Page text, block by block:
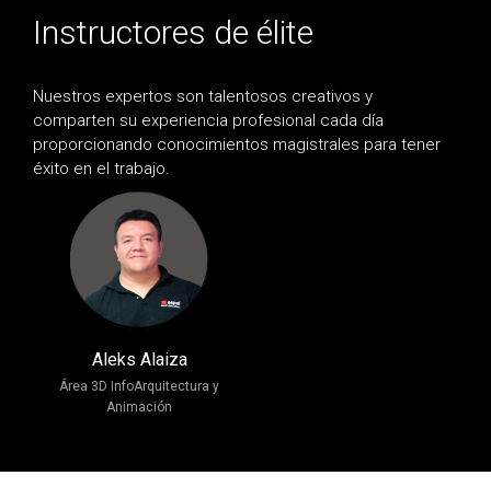
Instructores de élite
Nuestros expertos son talentosos creativos y
comparten su experiencia profesional cada día
proporcionando conocimientos magistrales para tener
éxito en el trabajo.
Aleks Alaiza
Área 3D InfoArquitectura y
Animación